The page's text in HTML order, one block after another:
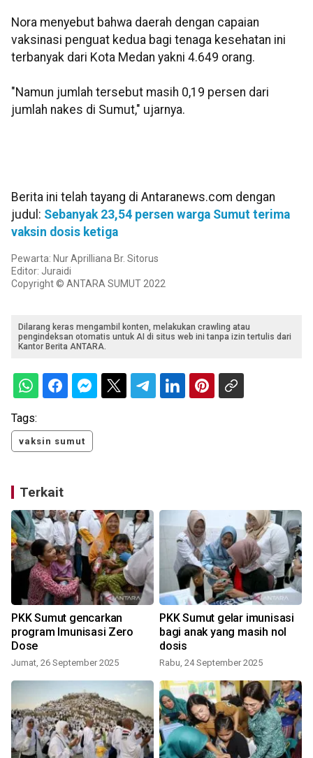
Nora menyebut bahwa daerah dengan capaian
vaksinasi penguat kedua bagi tenaga kesehatan ini
terbanyak dari Kota Medan yakni 4.649 orang.
"Namun jumlah tersebut masih 0,19 persen dari
jumlah nakes di Sumut," ujarnya.
Berita ini telah tayang di Antaranews.com dengan
judul: Sebanyak 23,54 persen warga Sumut terima
vaksin dosis ketiga
Pewarta: Nur Aprilliana Br. Sitorus
Editor: Juraidi
Copyright © ANTARA SUMUT 2022
Dilarang keras mengambil konten, melakukan crawling atau
pengindeksan otomatis untuk AI di situs web ini tanpa izin tertulis dari
Kantor Berita ANTARA.
Tags:
vaksin sumut
Terkait
PKK Sumut gencarkan
program Imunisasi Zero
Dose
Jumat, 26 September 2025
PKK Sumut gelar imunisasi
bagi anak yang masih nol
dosis
Rabu, 24 September 2025